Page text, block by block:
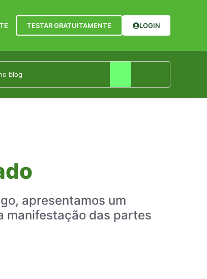
TESTAR GRATUITAMENTE LOGIN
apresentamos um
manifestação das partes